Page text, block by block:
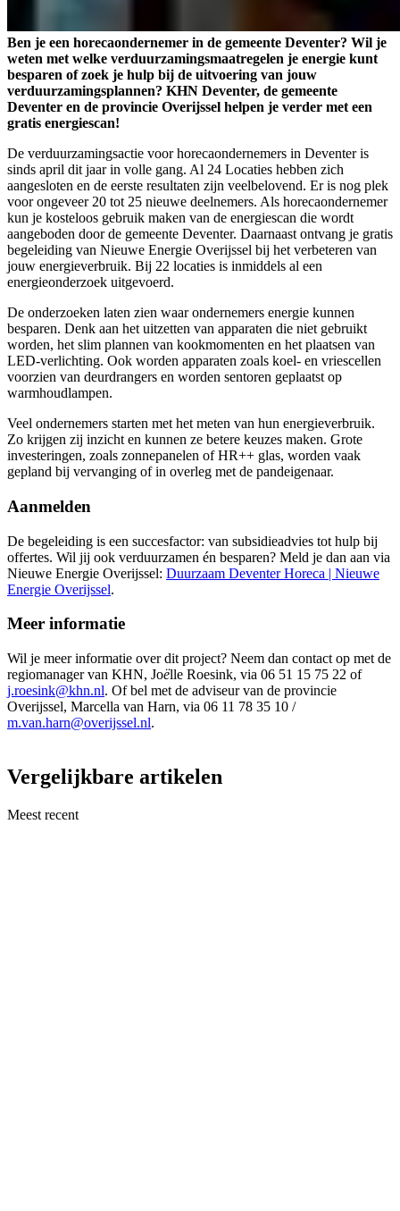
Ben je een horecaondernemer in de gemeente Deventer? Wil je
weten met welke verduurzamingsmaatregelen je energie kunt
besparen of zoek je hulp bij de uitvoering van jouw
verduurzamingsplannen? KHN Deventer, de gemeente
Deventer en de provincie Overijssel helpen je verder met een
gratis energiescan!
De verduurzamingsactie voor horecaondernemers in Deventer is
sinds april dit jaar in volle gang. Al 24 Locaties hebben zich
aangesloten en de eerste resultaten zijn veelbelovend. Er is nog plek
voor ongeveer 20 tot 25 nieuwe deelnemers. Als horecaondernemer
kun je kosteloos gebruik maken van de energiescan die wordt
aangeboden door de gemeente Deventer. Daarnaast ontvang je gratis
begeleiding van Nieuwe Energie Overijssel bij het verbeteren van
jouw energieverbruik. Bij 22 locaties is inmiddels al een
energieonderzoek uitgevoerd.
De onderzoeken laten zien waar ondernemers energie kunnen
besparen. Denk aan het uitzetten van apparaten die niet gebruikt
worden, het slim plannen van kookmomenten en het plaatsen van
LED-verlichting. Ook worden apparaten zoals koel- en vriescellen
voorzien van deurdrangers en worden sentoren geplaatst op
warmhoudlampen.
Veel ondernemers starten met het meten van hun energieverbruik.
Zo krijgen zij inzicht en kunnen ze betere keuzes maken. Grote
investeringen, zoals zonnepanelen of HR++ glas, worden vaak
gepland bij vervanging of in overleg met de pandeigenaar.
Aanmelden
De begeleiding is een succesfactor: van subsidieadvies tot hulp bij
offertes. Wil jij ook verduurzamen én besparen? Meld je dan aan via
Nieuwe Energie Overijssel: Duurzaam Deventer Horeca | Nieuwe
Energie Overijssel.
Meer informatie
Wil je meer informatie over dit project? Neem dan contact op met de
regiomanager van KHN, Joëlle Roesink, via 06 51 15 75 22 of
j.roesink@khn.nl. Of bel met de adviseur van de provincie
Overijssel, Marcella van Harn, via 06 11 78 35 10 /
m.van.harn@overijssel.nl.
Vergelijkbare artikelen
Meest recent